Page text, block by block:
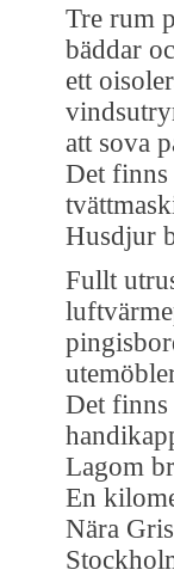
Tre rum
bäddar
ett
att sova
Det finns
Husdjur
Fullt
Det finns
Lagom
En
Nära